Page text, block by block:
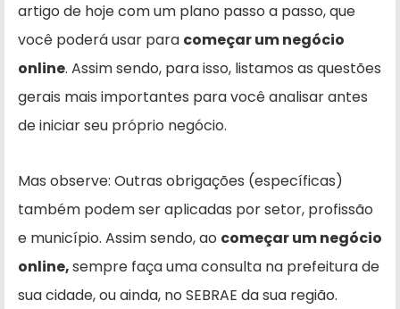
artigo de hoje com um plano passo a passo, que
você poderá usar para começar um negócio
online. Assim sendo, para isso, listamos as questões
gerais mais importantes para você analisar antes
de iniciar seu próprio negócio.
Mas observe: Outras obrigações (específicas)
também podem ser aplicadas por setor, profissão
e município. Assim sendo, ao começar um negócio
online,sempre faça uma consulta na prefeitura de
sua cidade, ou ainda, no SEBRAE da sua região.